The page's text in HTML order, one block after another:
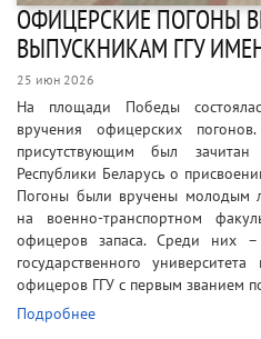
ОФИЦЕРСКИЕ ПОГОНЫ
ВЫПУСКНИКАМ ГГУ
25 июн 2026
На площади Победы
вручения офицерских
присутствующим был
Республики Беларусь о
Погоны были вручены молодым
на военно-транспортном
офицеров запаса. Среди них –
государственного
офицеров ГГУ с первым званием
Подробнее